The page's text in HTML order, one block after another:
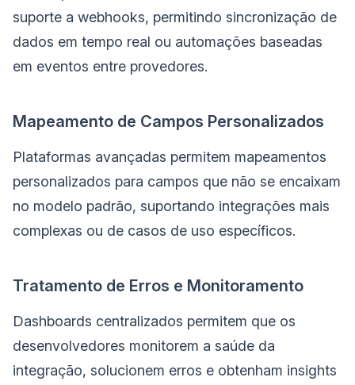
suporte a webhooks, permitindo sincronização de
dados em tempo real ou automações baseadas
em eventos entre provedores.
Mapeamento de Campos Personalizados
Plataformas avançadas permitem mapeamentos
personalizados para campos que não se encaixam
no modelo padrão, suportando integrações mais
complexas ou de casos de uso específicos.
Tratamento de Erros e Monitoramento
Dashboards centralizados permitem que os
desenvolvedores monitorem a saúde da
integração, solucionem erros e obtenham insights